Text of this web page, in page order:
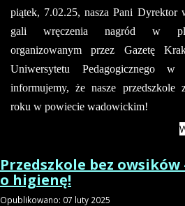
piątek, 7.02.25, nasza Pani Dyrektor
gali wręczenia nagród w
organizowanym przez Gazetę
Uniwersytetu Pedagogicznego
informujemy, że nasze przedszkole
roku w powiecie wadowickim!
Przedszkole bez
o higienę!
Opublikowano: 07 luty 2025